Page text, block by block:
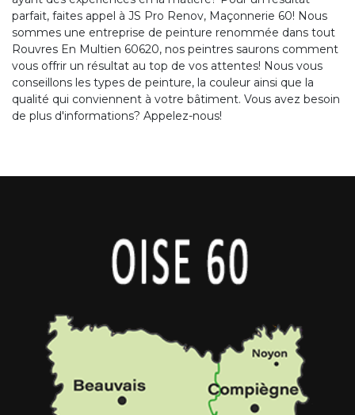
parfait, faites appel à JS Pro Renov, Maçonnerie 60! Nous
sommes une entreprise de peinture renommée dans tout
Rouvres En Multien 60620, nos peintres saurons comment
vous offrir un résultat au top de vos attentes! Nous vous
conseillons les types de peinture, la couleur ainsi que la
qualité qui conviennent à votre bâtiment. Vous avez besoin
de plus d'informations? Appelez-nous!